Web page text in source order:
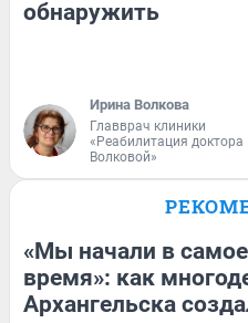
обнаружить
Ирина Волкова
Главврач клиники
«Реабилитация доктора
Волковой»
«Мы начали в
время»: как
Архангельска